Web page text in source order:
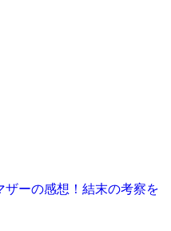
ザーの感想！結末の考察を